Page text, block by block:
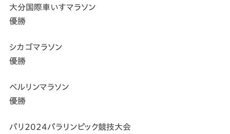
大分国際車いすマラソン
優勝
シカゴマラソン
優勝
ベルリンマラソン
優勝
パリ2024パラリンピック競技大会